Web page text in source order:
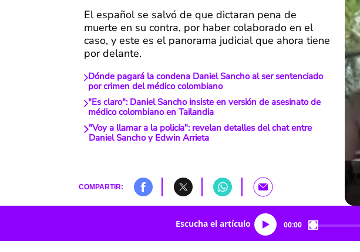
El español se salvó de que dictaran pena de
muerte en su contra, por haber colaborado en el
caso, y este es el panorama judicial que ahora tiene
por delante.
Dónde pagará la condena Daniel Sancho al ser sentenciado
por crimen del médico colombiano
"Es claro": Daniel Sancho insiste en versión de asesinato de
médico colombiano en Tailandia
"Voy a llamar a la policía": revelan detalles del chat entre
Daniel Sancho y Edwin Arrieta
COMPARTIR:
Escucha el artículo 00:00